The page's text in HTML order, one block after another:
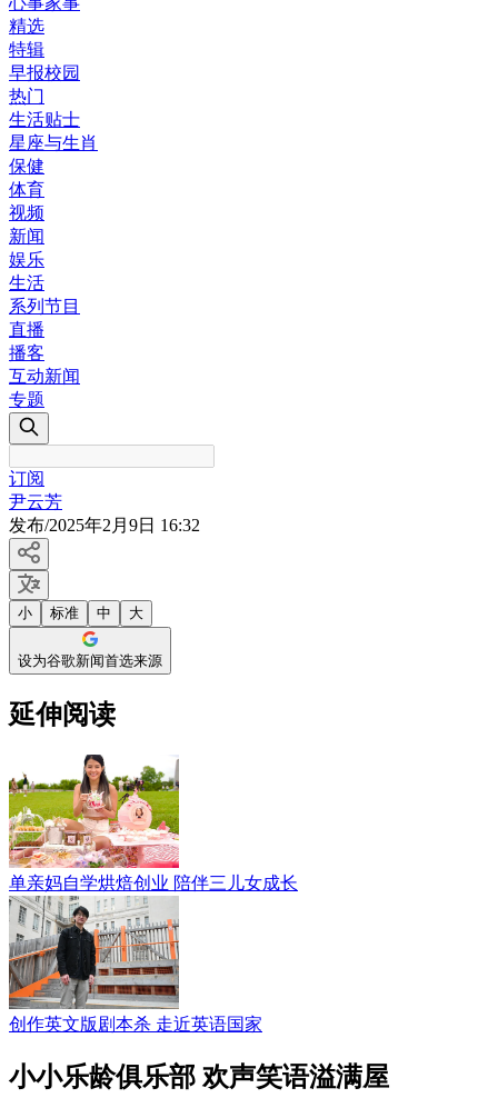
精选
特辑
早报校园
热门
生活贴士
星座与生肖
保健
体育
视频
新闻
娱乐
生活
系列节目
直播
播客
互动新闻
专题
订阅
尹云芳
发布/2025年2月9日 16:32
小 标准 中 大
设为谷歌新闻首选来源
延伸阅读
单亲妈自学烘焙创业 陪伴三儿女成长
创作英文版剧本杀 走近英语国家
小小乐龄俱乐部 欢声笑语溢满屋